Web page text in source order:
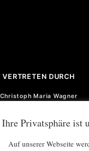
VERTRETEN DURCH
Christoph Maria Wagner
Martin von der Heydt
Michael Pattmann
Ihre Privatsphäre ist
Auf unserer Webseite